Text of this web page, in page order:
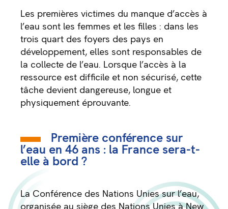
Les premières victimes du manque d’accès à
l’eau sont les femmes et les filles : dans les
trois quart des foyers des pays en
développement, elles sont responsables de
la collecte de l’eau. Lorsque l’accès à la
ressource est difficile et non sécurisé, cette
tâche devient dangereuse, longue et
physiquement éprouvante.
Première conférence sur
l’eau en 46 ans : la France sera-t-
elle à bord ?
La Conférence des Nations Unies sur l’eau,